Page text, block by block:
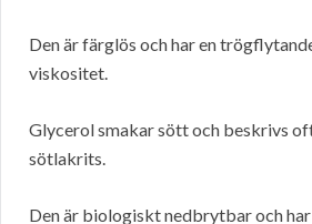
Den är färglös och har en
viskositet.
Glycerol smakar sött och beskrivs
sötlakrits.
Den är biologiskt nedbrytbar och